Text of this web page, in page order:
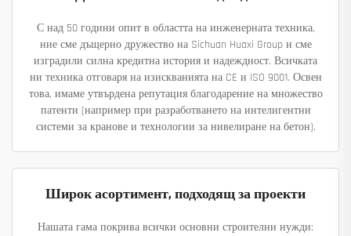
С над 50 години опит в областта на инженерната техника,
ние сме дъщерно дружество на Sichuan Huaxi Group и сме
изградили силна кредитна история и надеждност. Всичката
ни техника отговаря на изискванията на CE и ISO 9001. Освен
това, имаме утвърдена репутация благодарение на множество
патенти (например при разработването на интелигентни
системи за кранове и технологии за нивелиране на бетон).
Широк асортимент, подходящ за проекти
Нашата гама покрива всички основни строителни нужди: